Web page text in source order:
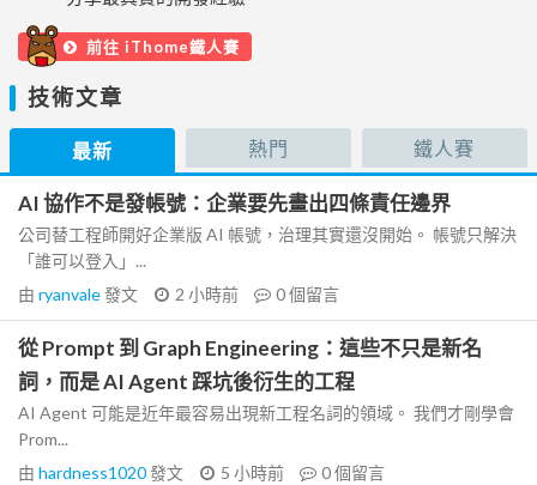
前往 iThome鐵人賽
技術文章
最新 熱門 鐵人賽
AI 協作不是發帳號：企業要先畫出四條責任邊界
公司替工程師開好企業版 AI 帳號，治理其實還沒開始。 帳號只解決
「誰可以登入」...
由 ryanvale發文 2 小時前 0個留言
從 Prompt 到 Graph Engineering：這些不只是新名
詞，而是 AI Agent 踩坑後衍生的工程
AI Agent 可能是近年最容易出現新工程名詞的領域。 我們才剛學會
Prom...
由 hardness1020發文 5 小時前 0個留言